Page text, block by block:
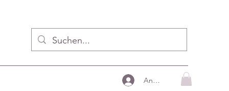
Anmelden